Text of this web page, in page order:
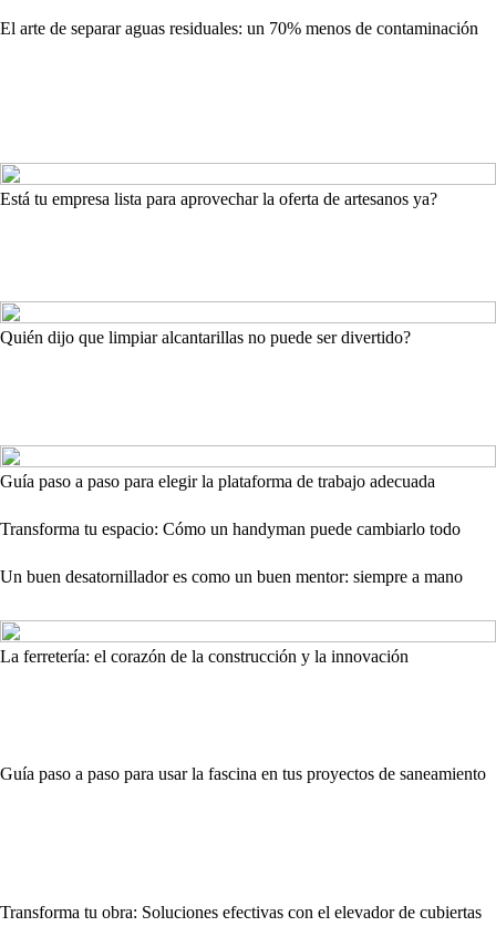
El arte de separar aguas residuales: un 70% menos de contaminación
Está tu empresa lista para aprovechar la oferta de artesanos ya?
Quién dijo que limpiar alcantarillas no puede ser divertido?
Guía paso a paso para elegir la plataforma de trabajo adecuada
Transforma tu espacio: Cómo un handyman puede cambiarlo todo
Un buen desatornillador es como un buen mentor: siempre a mano
La ferretería: el corazón de la construcción y la innovación
Guía paso a paso para usar la fascina en tus proyectos de saneamiento
Transforma tu obra: Soluciones efectivas con el elevador de cubiertas